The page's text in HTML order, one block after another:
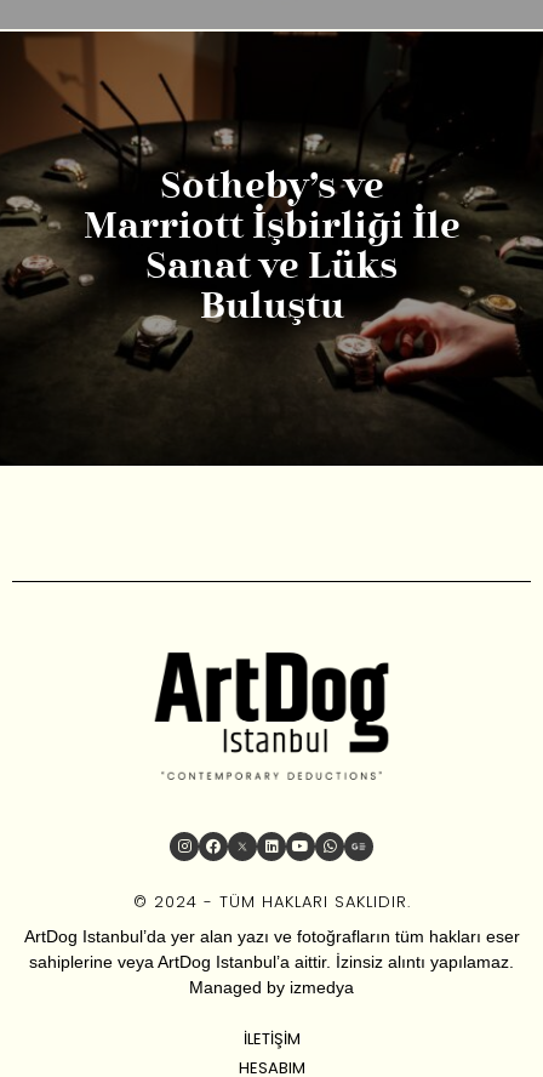
Sotheby’s ve
Marriott İşbirliği İle
Sanat ve Lüks
Buluştu
© 2024 - TÜM HAKLARI SAKLIDIR.
ArtDog Istanbul’da yer alan yazı ve fotoğrafların tüm hakları eser
sahiplerine veya ArtDog Istanbul’a aittir. İzinsiz alıntı yapılamaz.
Managed by izmedya
İLETIŞIM
HESABIM